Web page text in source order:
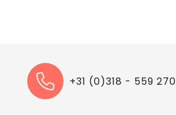
+31 (0)318 - 559 270